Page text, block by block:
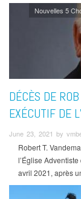
Nouvelles 5
DÉCÈS DE
EXÉCUTIF DE
June 23, 2021 by
Robert T.
l’Église
avril 2021, après